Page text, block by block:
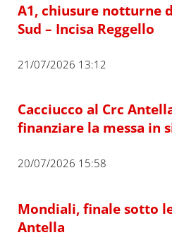
A1, chiusure notturne
Sud – Incisa Reggello
21/07/2026 13:12
Cacciucco al Crc
finanziare la messa in
20/07/2026 15:58
Mondiali, finale sotto
Antella